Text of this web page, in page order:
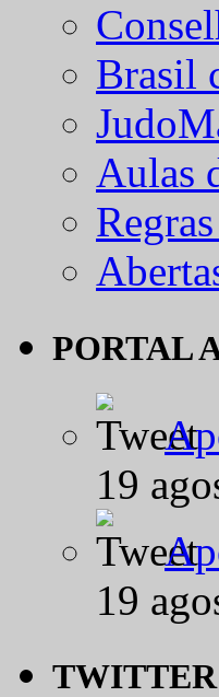
Brasil
Aulas
PORTAL
19
19
TWITTER